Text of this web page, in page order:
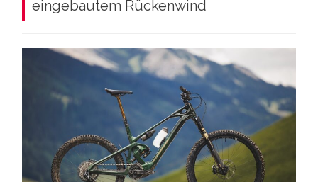
eingebautem Rückenwind